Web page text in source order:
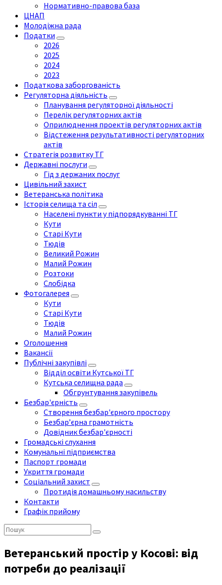
Нормативно-правова база
ЦНАП
Молодіжна рада
Податки
2026
2025
2024
2023
Податкова заборгованість
Регуляторна діяльність
Планування регуляторної діяльності
Перелік регуляторних актів
Оприлюднення проектів регуляторних актів
Відстеження результативності регуляторних
актів
Стратегія розвитку ТГ
Державні послуги
Гід з держаних послуг
Цивільний захист
Ветеранська політика
Історія селища та сіл
Населені пункти у підпорядкуванні ТГ
Кути
Старі Кути
Тюдів
Великий Рожин
Малий Рожин
Розтоки
Слобідка
Фотогалерея
Кути
Старі Кути
Тюдів
Малий Рожин
Оголошення
Вакансії
Публічні закупівлі
Відділ освіти Кутської ТГ
Кутська селищна рада
Обгрунтування закупівель
Безбар'єрність
Створення безбар'єрного простору
Безбар’єрна грамотність
Довідник безбар'єрності
Громадські слухання
Комунальні підприємства
Паспорт громади
Укриття громади
Соціальний захист
Протидія домашньому насильству
Контакти
Графік прийому
Пошук:
Ветеранський простір у Косові: від
потреби до реалізації